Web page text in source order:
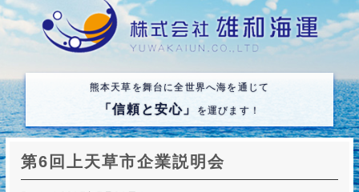
熊本天草を舞台に全世界へ海を通じて
「信頼と安心」 を運びます！
第6回上天草市企業説明会